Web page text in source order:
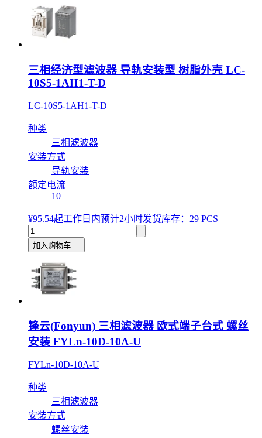
三相经济型滤波器 导轨安装型 树脂外壳 LC-
10S5-1AH1-T-D
LC-10S5-1AH1-T-D
种类
三相滤波器
安装方式
导轨安装
额定电流
10
¥95.54起工作日内预计2小时发货库存：29 PCS
加入购物车
锋云(Fonyun) 三相滤波器 欧式端子台式 螺丝
安装 FYLn-10D-10A-U
FYLn-10D-10A-U
种类
三相滤波器
安装方式
螺丝安装